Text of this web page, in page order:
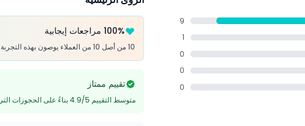
9
1
0
0
0
100% مراجعات إيجابية
10 من أصل 10 من العملاء يوصون بهذه التجربة
تقييم ممتاز
متوسط التقييم 4.9/5 بناءً على الحجوزات التي تم التحقق منها